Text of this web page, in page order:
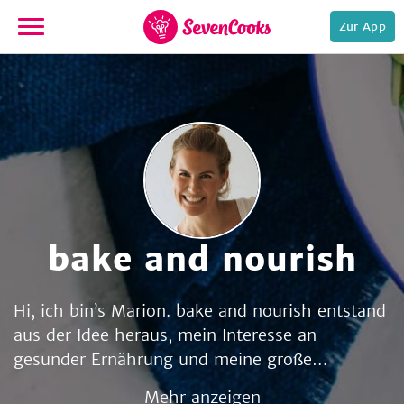
zur
Zur App
bake and nourish
Hi, ich bin’s Marion. bake and nourish entstand
aus der Idee heraus, mein Interesse an
gesunder Ernährung und meine große
Leidenschaft für das Backen zu vereinen. bake
Mehr anzeigen